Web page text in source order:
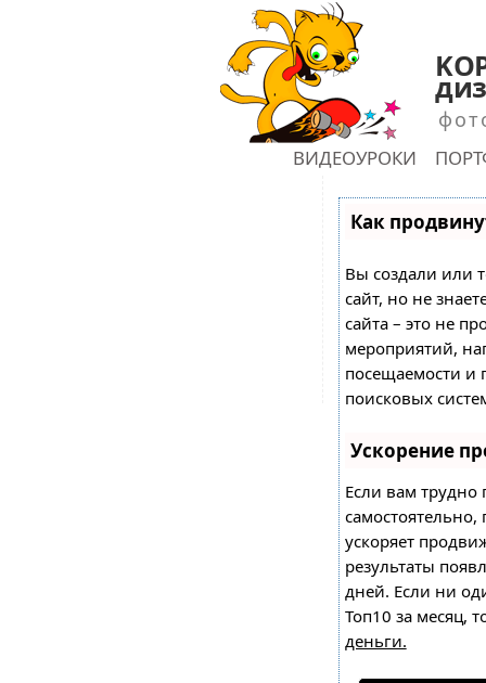
ВИДЕОУРОКИ
Как
Вы создали или
сайт, но не
сайта – это не
мероприятий,
посещаемости и
поисковых
Ускорение
Если вам трудно
ускоряет
результаты
дней. Если ни
Топ10 за месяц,
деньги.